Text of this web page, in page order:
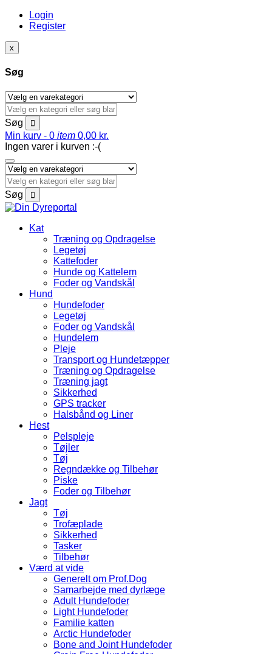
Login
Register
x
Søg
Søg
Min kurv - 0 item 0,00 kr.
Ingen varer i kurven :-(
Søg
Kat
Træning og Opdragelse
Legetøj
Kattefoder
Hunde og Kattelem
Foder og Vandskål
Hund
Hundefoder
Legetøj
Foder og Vandskål
Hundelem
Pleje
Transport og Hundetæpper
Træning og Opdragelse
Træning jagt
Sikkerhed
GPS tracker
Halsbånd og Liner
Hest
Pelspleje
Tøjler
Tøj
Regndække og Tilbehør
Piske
Foder og Tilbehør
Jagt
Tøj
Trofæplade
Sikkerhed
Tasker
Tilbehør
Værd at vide
Generelt om Prof.Dog
Samarbejde med dyrlæge
Adult Hundefoder
Light Hundefoder
Familie katten
Arctic Hundefoder
Bone and Joint Hundefoder